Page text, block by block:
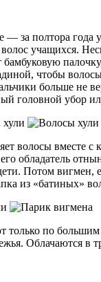
за полтора года
учащихся.
чтобы
больше не
головной убор
волосы
обладатель
Потом вигмен,
из «батиных»
только по
Облачаются в